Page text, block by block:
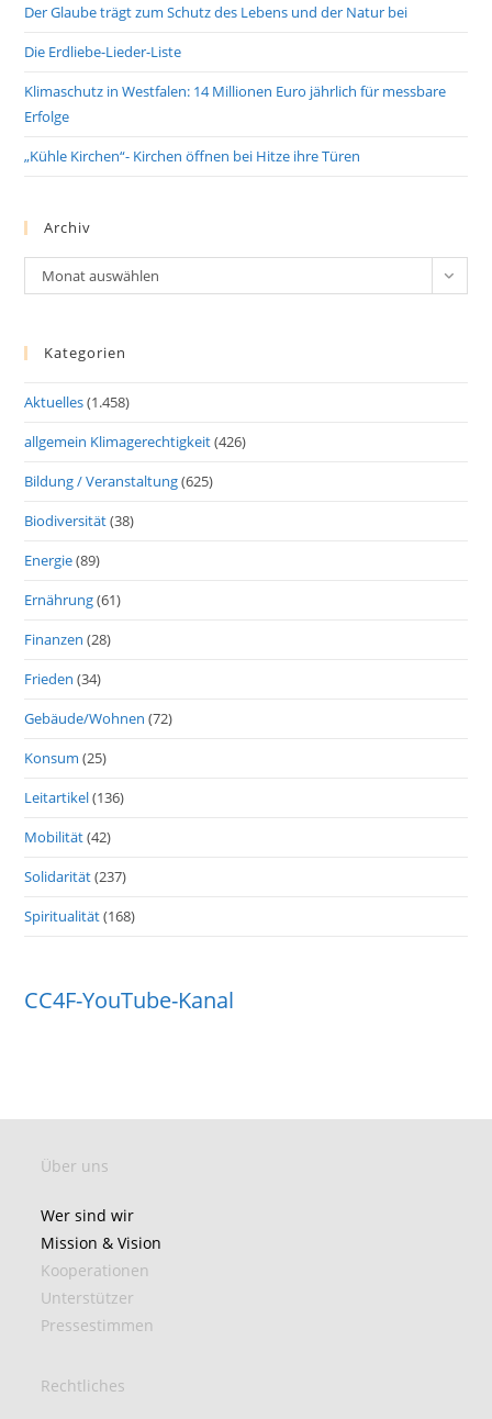
Der Glaube trägt zum Schutz des Lebens und der Natur bei
Die Erdliebe-Lieder-Liste
Klimaschutz in Westfalen: 14 Millionen Euro jährlich für messbare
Erfolge
„Kühle Kirchen“- Kirchen öffnen bei Hitze ihre Türen
Archiv
Archiv
Monat auswählen
Kategorien
Aktuelles(1.458)
allgemein Klimagerechtigkeit(426)
Bildung / Veranstaltung(625)
Biodiversität(38)
Energie(89)
Ernährung(61)
Finanzen (28)
Frieden (34)
Gebäude/Wohnen (72)
Konsum (25)
Leitartikel(136)
Mobilität(42)
Solidarität(237)
Spiritualität(168)
CC4F-YouTube-Kanal
Über uns
Wer sind wir
Mission & Vision
Kooperationen
Unterstützer
Pressestimmen
Rechtliches